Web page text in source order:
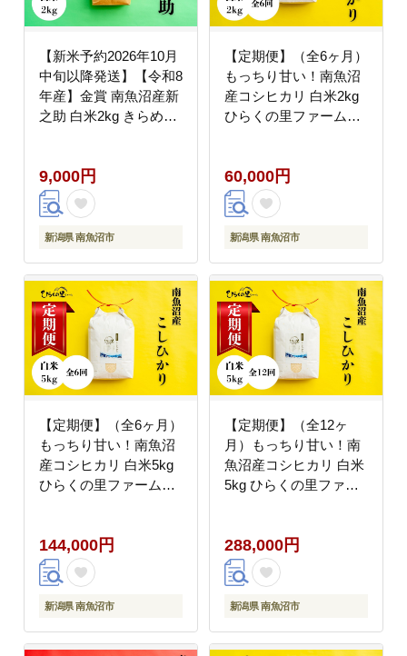
【新米予約2026年10月
中旬以降発送】【令和8
年産】金賞 南魚沼産新
之助 白米2kg きらめく
米 精米 新之助 魚沼産
新潟米 産地直送 お米
米 こめ コメ ご飯 御飯
ごはん】
9,000円
新潟県 南魚沼市
【定期便】（全6ヶ月）
もっちり甘い！南魚沼
産コシヒカリ 白米2kg
ひらくの里ファーム
コシヒカリ 魚沼産 新潟
米 産地直送 お米 米 こ
め コメ ご飯 御飯 ごは
ん】
60,000円
新潟県 南魚沼市
【定期便】（全6ヶ月）
もっちり甘い！南魚沼
産コシヒカリ 白米5kg
ひらくの里ファーム
コシヒカリ 魚沼産 新潟
米 産地直送 お米 米 こ
め コメ ご飯 御飯 ごは
ん】
144,000円
新潟県 南魚沼市
【定期便】（全12ヶ
月）もっちり甘い！南
魚沼産コシヒカリ 白米
5kg ひらくの里ファー
コシヒカリ 魚沼産 新潟
米 産地直送 お米 米 こ
め コメ ご飯 御飯 ごは
ん】
288,000円
新潟県 南魚沼市